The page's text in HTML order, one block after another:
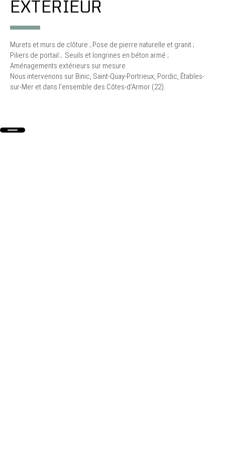
EXTÉRIEUR
Murets et murs de clôture ; Pose de pierre naturelle et granit ;
Piliers de portail ; Seuils et longrines en béton armé ;
Aménagements extérieurs sur mesure.
Nous intervenons sur Binic, Saint-Quay-Portrieux, Pordic, Étables-
sur-Mer et dans l’ensemble des Côtes-d’Armor (22).